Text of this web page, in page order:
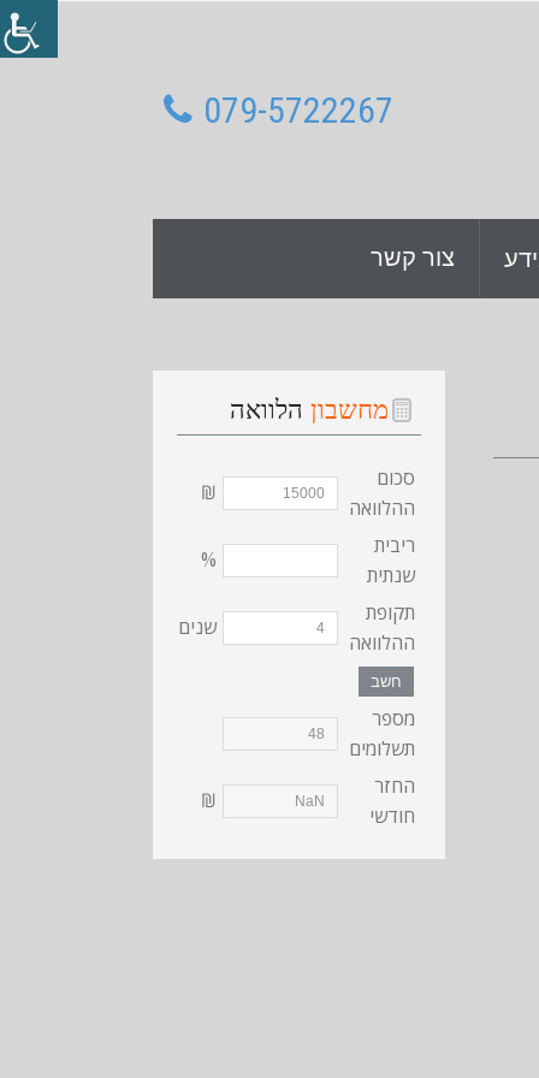
079-5722267
צור קשר
מחשבון הלוואה
סכום
ההלוואה
₪
ריבית
שנתית
%
תקופת
ההלוואה
שנים
חשב
מספר
תשלומים
החזר
חודשי
₪